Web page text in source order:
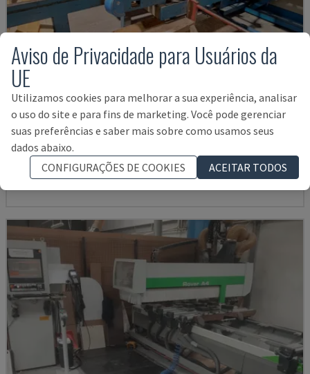
K2-A
HUNDEGGER - CENTRO DE MAQUINAÇÃO CNC PARA MADEIRA
ALEMANHA 2000
52.000 €
Aviso de Privacidade para Usuários da
UE
Utilizamos cookies para melhorar a sua experiência, analisar
o uso do site e para fins de marketing. Você pode gerenciar
suas preferências e saber mais sobre como usamos seus
dados abaixo.
CONFIGURAÇÕES DE COOKIES
ACEITAR TODOS